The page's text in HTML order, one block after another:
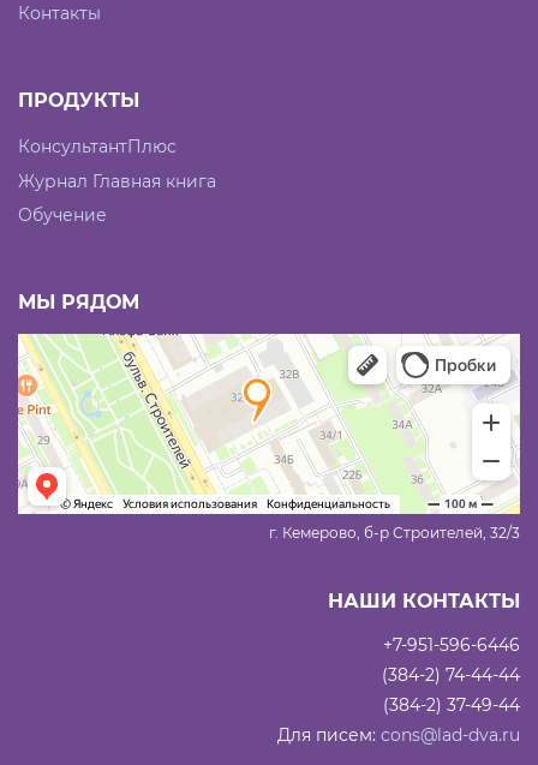
Контакты
ПРОДУКТЫ
КонсультантПлюс
Журнал Главная книга
Обучение
МЫ РЯДОМ
г. Кемерово, б-р Строителей, 32/3
НАШИ КОНТАКТЫ
+7-951-596-6446
(384-2) 74-44-44
(384-2) 37-49-44
Для писем: cons@lad-dva.ru